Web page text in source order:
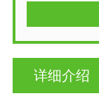
详细介绍